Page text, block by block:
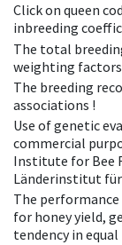
Click on queen
inbreeding
The total
weighting
The breeding
associations !
Use of genetic
commercial
Institute for Bee
Länderinstitut für
The performance
for honey yield,
tendency in